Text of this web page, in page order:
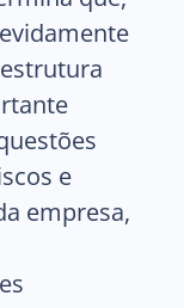
e
empresa,